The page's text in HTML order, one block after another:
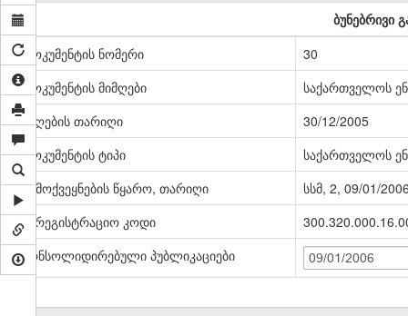
ბუნებრივი
დოკუმენტის ნომერი
30
დოკუმენტის მიმღები
საქართველოს
მიღების თარიღი
30/12/2005
დოკუმენტის ტიპი
საქართველოს
გამოქვეყნების წყარო, თარიღი
სსმ, 2, 09/01/
სარეგისტრაციო კოდი
კონსოლიდირებული პუბლიკაციები
09/01/2006